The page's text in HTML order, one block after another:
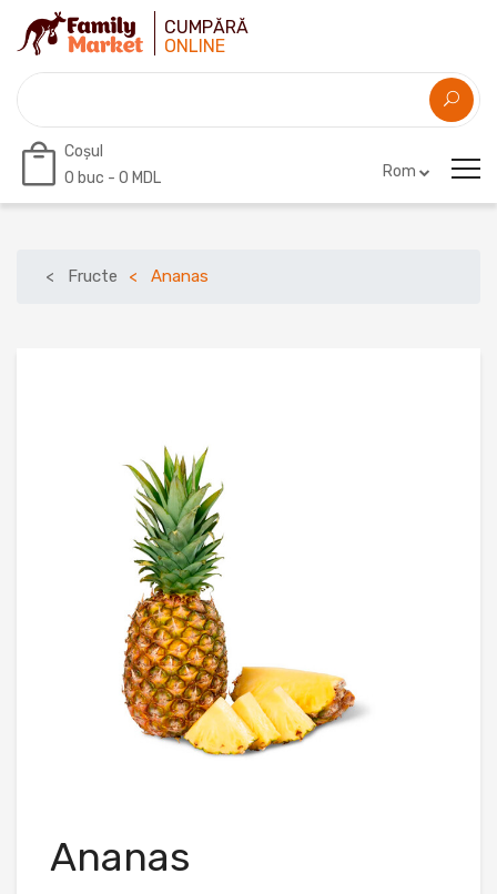
CUMPĂRĂ
ONLINE
Coșul
0 buc - 0 MDL Rom
Fructe Ananas
Ananas